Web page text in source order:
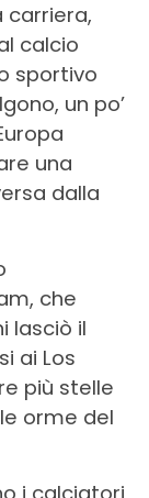
carriera,
calcio
sportivo
un po’
una
dalla
che
lasciò il
ai Los
più stelle
orme del